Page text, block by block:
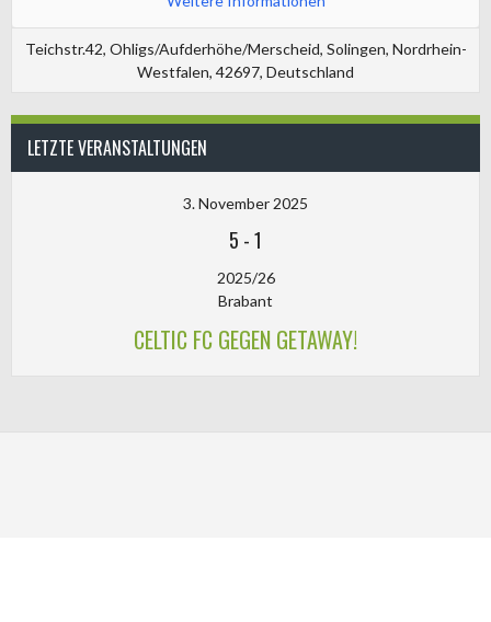
Teichstr.42, Ohligs/Aufderhöhe/Merscheid, Solingen, Nordrhein-
Westfalen, 42697, Deutschland
LETZTE VERANSTALTUNGEN
3. November 2025
5 -1
2025/26
Brabant
CELTIC FC GEGEN GETAWAY!